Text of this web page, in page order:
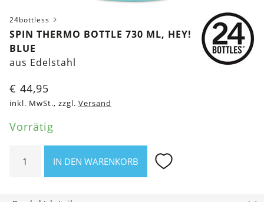
24bottless
SPIN THERMO BOTTLE 730 ML, HEY!
BLUE
aus Edelstahl
€ 44,95
inkl. MwSt., zzgl. Versand
Vorrätig
Thermo
IN DEN WARENKORB